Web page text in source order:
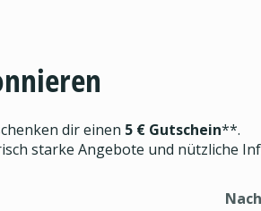
dir einen 5 € Gutschein**.
starke Angebote und nützliche